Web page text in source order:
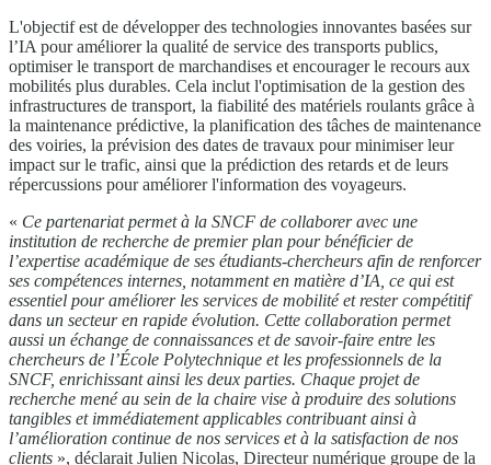
L'objectif est de développer des technologies innovantes basées sur
l’IA pour améliorer la qualité de service des transports publics,
optimiser le transport de marchandises et encourager le recours aux
mobilités plus durables. Cela inclut l'optimisation de la gestion des
infrastructures de transport, la fiabilité des matériels roulants grâce à
la maintenance prédictive, la planification des tâches de maintenance
des voiries, la prévision des dates de travaux pour minimiser leur
impact sur le trafic, ainsi que la prédiction des retards et de leurs
répercussions pour améliorer l'information des voyageurs.
« Ce partenariat permet à la SNCF de collaborer avec une
institution de recherche de premier plan pour bénéficier de
l’expertise académique de ses étudiants-chercheurs afin de renforcer
ses compétences internes, notamment en matière d’IA, ce qui est
essentiel pour améliorer les services de mobilité et rester compétitif
dans un secteur en rapide évolution. Cette collaboration permet
aussi un échange de connaissances et de savoir-faire entre les
chercheurs de l’École Polytechnique et les professionnels de la
SNCF, enrichissant ainsi les deux parties. Chaque projet de
recherche mené au sein de la chaire vise à produire des solutions
tangibles et immédiatement applicables contribuant ainsi à
l’amélioration continue de nos services et à la satisfaction de nos
clients », déclarait Julien Nicolas, Directeur numérique groupe de la